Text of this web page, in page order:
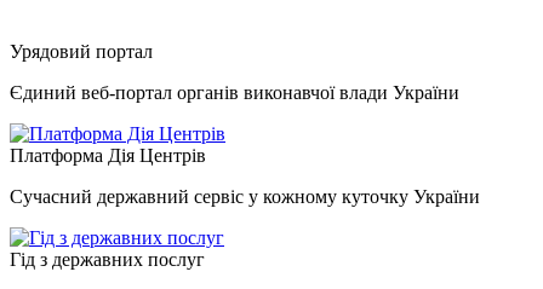
Урядовий портал
Єдиний веб-портал органів виконавчої влади України
Платформа Дія Центрів
Сучасний державний сервіс у кожному куточку України
Гід з державних послуг